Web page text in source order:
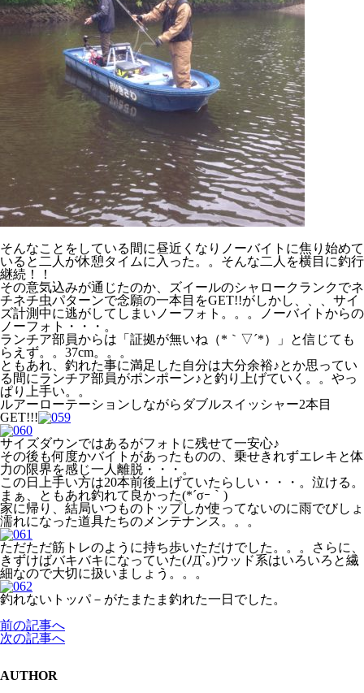
そんなことをしている間に昼近くなりノーバイトに焦り始めて
いると二人が休憩タイムに入った。。そんな二人を横目に釣行
継続！！
その意気込みが通じたのか、ズイールのシャロークランクでネ
チネチ虫パターンで念願の一本目をGET!!がしかし、、、サイ
ズ計測中に逃がしてしまいノーフォト。。。ノーバイトからの
ノーフォト・・・。
ランチア部員からは「証拠が無いね（*｀▽´*）」と信じても
らえず。。37cm。。。
ともあれ、釣れた事に満足した自分は大分余裕♪とか思ってい
る間にランチア部員がポンポーン♪と釣り上げていく。。やっ
ぱり上手い。。
ルアーローテーションしながらダブルスイッシャー2本目
GET!!!
サイズダウンではあるがフォトに残せて一安心♪
その後も何度かバイトがあったものの、乗せきれずエレキと体
力の限界を感じ一人離脱・・・。
この日上手い方は20本前後上げていたらしい・・・。泣ける。
まぁ、ともあれ釣れて良かった(*´σｰ｀)
家に帰り、結局いつものトップしか使ってないのに雨でびしょ
濡れになった道具たちのメンテナンス。。。
ただただ筋トレのように持ち歩いただけでした。。。さらに、
きずけばバキバキになっていた(ﾉД`｡)ウッド系はいろいろと繊
細なので大切に扱いましょう。。。
釣れないトッパ－がたまたま釣れた一日でした。
前の記事へ
次の記事へ
AUTHOR